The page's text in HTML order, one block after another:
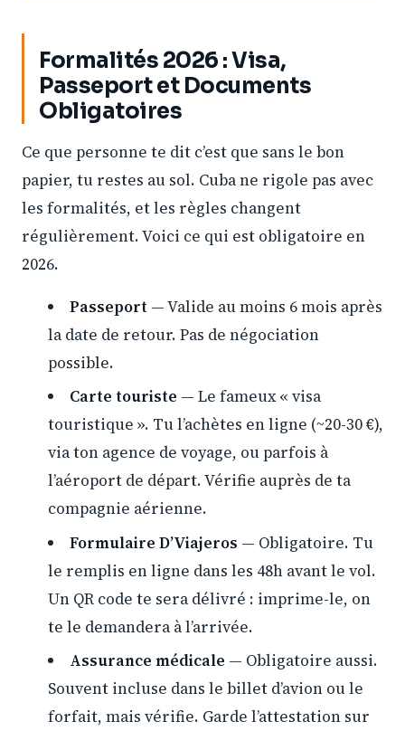
Formalités 2026 : Visa,
Passeport et Documents
Obligatoires
Ce que personne te dit c’est que sans le bon
papier, tu restes au sol. Cuba ne rigole pas avec
les formalités, et les règles changent
régulièrement. Voici ce qui est obligatoire en
2026.
Passeport — Valide au moins 6 mois après
la date de retour. Pas de négociation
possible.
Carte touriste — Le fameux « visa
touristique ». Tu l’achètes en ligne (~20-30 €),
via ton agence de voyage, ou parfois à
l’aéroport de départ. Vérifie auprès de ta
compagnie aérienne.
Formulaire D’Viajeros — Obligatoire. Tu
le remplis en ligne dans les 48h avant le vol.
Un QR code te sera délivré : imprime-le, on
te le demandera à l’arrivée.
Assurance médicale — Obligatoire aussi.
Souvent incluse dans le billet d’avion ou le
forfait, mais vérifie. Garde l’attestation sur